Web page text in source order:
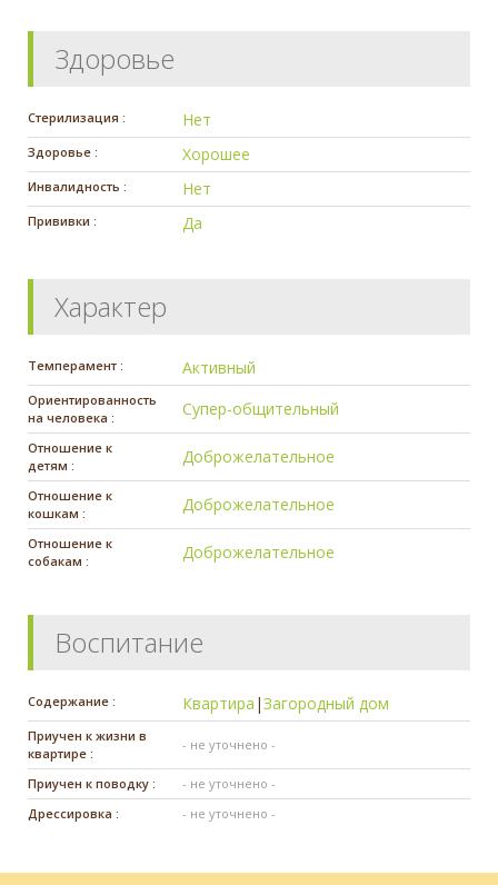
Здоровье
Стерилизация : Нет
Здоровье : Хорошее
Инвалидность : Нет
Прививки : Да
Характер
Темперамент : Активный
Ориентированность
на человека :
Супер-общительный
Отношение к
детям :
Доброжелательное
Отношение к
кошкам :
Доброжелательное
Отношение к
собакам :
Доброжелательное
Воспитание
Содержание : Квартира |Загородный дом
Приучен к жизни в
квартире :
- не уточнено -
Приучен к поводку :
- не уточнено -
Дрессировка :
- не уточнено -